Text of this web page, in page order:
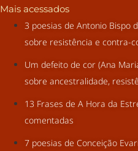
Mais acessados
3 poesias de Antonio Bispo
sobre resistência e contra-
Um defeito de cor (Ana
sobre ancestralidade,
13 Frases de A Hora da
comentadas
7 poesias de Conceição